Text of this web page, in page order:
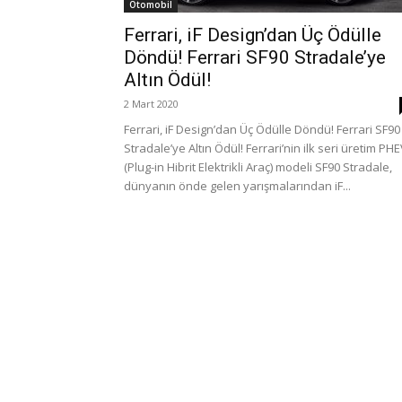
Otomobil
Ferrari, iF Design’dan Üç Ödülle
Döndü! Ferrari SF90 Stradale’ye
Altın Ödül!
2 Mart 2020
Ferrari, iF Design’dan Üç Ödülle Döndü! Ferrari SF90
Stradale’ye Altın Ödül! Ferrari’nin ilk seri üretim
(Plug-in Hibrit Elektrikli Araç) modeli SF90 Stradale,
dünyanın önde gelen yarışmalarından iF...